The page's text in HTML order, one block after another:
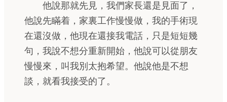
他說那就先見，我們家長還是見面了，
他說先瞞着，家裏工作慢慢做，我的手術現
在還沒做，他現在還接我電話，只是短短幾
句，我說不想分重新開始，他說可以從朋友
慢慢來，叫我別太抱希望。他說他是不想
談，就看我接受的了。